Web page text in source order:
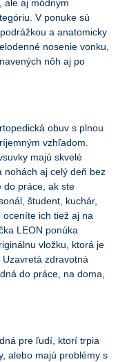
ale aj módnym
V ponuke sú
a anatomicky
nosenie vonku,
nôh aj po
obuv s plnou
vzhľadom.
majú skvelé
nohách aj celý deň bez
do práce, ak ste
študent, kuchár,
ich tiež aj na
LEON ponúka
vložku, ktorá je
zdravotná
do práce, na doma,
pre ľudí, ktorí trpia
alebo majú problémy s